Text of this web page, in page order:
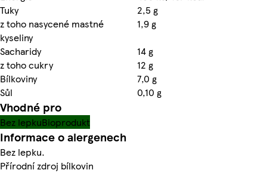
Tuky
2,5 g
z toho nasycené mastné
kyseliny
1,9 g
Sacharidy
14 g
z toho cukry
12 g
Bílkoviny
7,0 g
Sůl
0,10 g
Vhodné pro
Bez lepkuBioprodukt
Informace o alergenech
Bez lepku.
Přírodní zdroj bílkovin